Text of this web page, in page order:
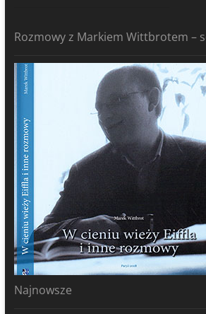
Rozmowy z Markiem Wittbrotem –
Najnowsze